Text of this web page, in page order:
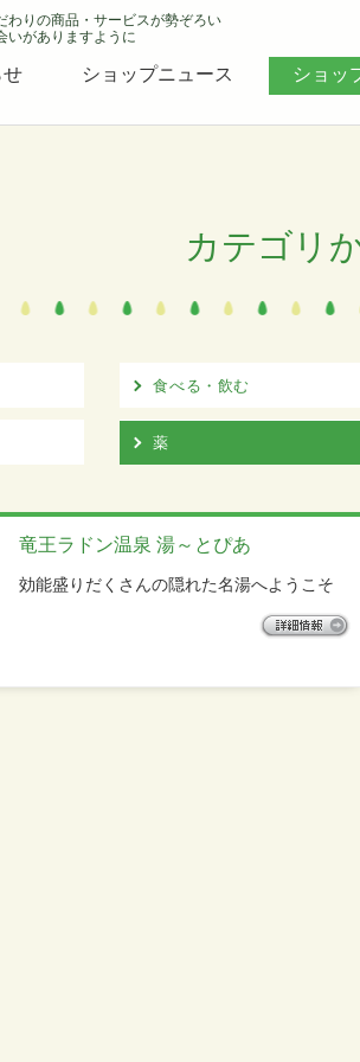
わりの商品・サービスが勢ぞろい
いがありますように
せ
ショップニュース ショッ
カテゴリ
食べる・飲む
薬
竜王ラドン温泉 湯～とぴあ
効能盛りだくさんの隠れた名湯へようこそ